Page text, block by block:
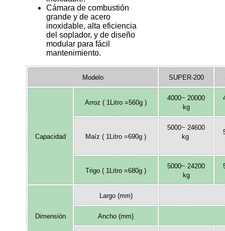
Cámara de combustión
grande y de acero
inoxidable, alta eficiencia
del soplador, y de diseño
modular para fácil
mantenimiento.
Modelo SUPER-200
Capacidad
Arroz ( 1Litro =560g )
4000~ 20000
kg
Maíz ( 1Litro =690g )
5000~ 24600
kg
Trigo ( 1Litro =680g )
5000~ 24200
kg
Dimensión
Largo (mm)
Ancho (mm)